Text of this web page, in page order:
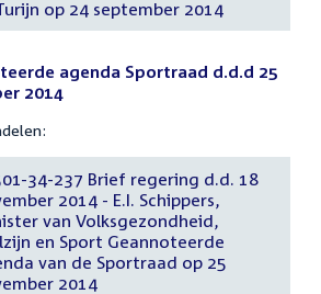
op 24 september 2014
agenda Sportraad d.d.d 25
2014
34-237 Brief regering d.d. 18
2014 - E.I. Schippers,
van Volksgezondheid,
en Sport Geannoteerde
van de Sportraad op 25
2014